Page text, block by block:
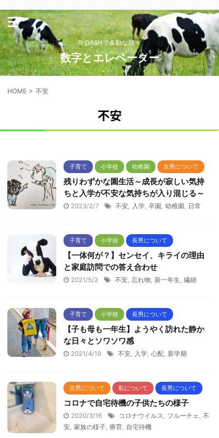
B-DASHで多動な日々
数字とエレベーター
HOME > 不安
不安
子育て 小学校 幼稚園 次男について
残りわずかな園生活～成長が寂しい気持
ちと入学が不安な気持ちが入り混じる～
2023/2/7 不安 入学 卒園 幼稚園 日常
子育て 小学校 長男について
【一体何が？】センセイ、キライの理由
と家庭訪問での答え合わせ
2021/5/2 不安 忘れ物 新一年生 繊細
子育て 小学校 長男について
【子も母も一年生】ようやく訪れた静か
な日々とソワソワ感
2021/4/19 不安 入学 心配 新学期
次男について 私について 長男について
コロナで自宅待機の子供たちの様子
2020/3/16 コロナウイルス フルーチェ
不
安 家族の様子 療育 自宅待機